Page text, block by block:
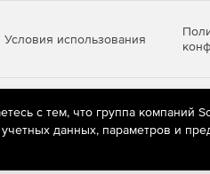
ограниченного
степени «особой
Условия использования
(информационные
сети «Интернет», находящихся
с тем, что группа компаний
данных, параметров и